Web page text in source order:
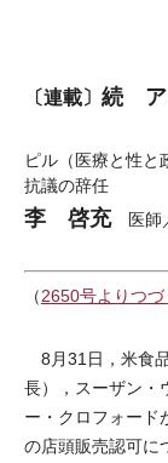
〔連載〕 続 ア
ピル（医療と性と
抗議の辞任
李 啓充医師／
（2650号よりつづ
8月31日，米食
長），スーザン・
ー・クロフォード
の店頭販売認可に